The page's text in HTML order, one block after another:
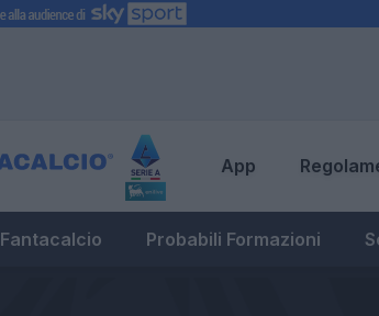
App
Fantacalcio Probabili Formazioni